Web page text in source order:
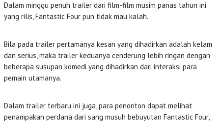
Dalam minggu penuh trailer dari film-film musim panas tahun ini
yang rilis, Fantastic Four pun tidak mau kalah.
Bila pada trailer pertamanya kesan yang dihadirkan adalah kelam
dan serius, maka trailer keduanya cenderung lebih ringan dengan
beberapa susupan komedi yang dihadirkan dari interaksi para
pemain utamanya.
Dalam trailer terbaru ini juga, para penonton dapat melihat
penampakan perdana dari sang musuh bebuyutan Fantastic Four,